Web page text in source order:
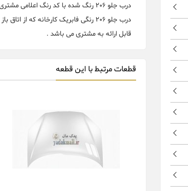
درب جلو 206 رنگ شده با کد رنگ اعلامی مشتری .
درب جلو 206 رنگی فابریک کارخانه که از اتاق باز میشود .
قابل ارائه به مشتری می باشد .
قطعات مرتبط با این قطعه